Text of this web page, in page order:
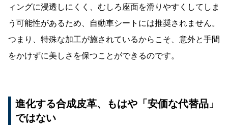
ィングに浸透しにくく、むしろ座面を滑りやすくしてしま
う可能性があるため、自動車シートには推奨されません。
つまり、特殊な加工が施されているからこそ、意外と手間
をかけずに美しさを保つことができるのです。
進化する合成皮革、もはや「安価な代替品」
ではない